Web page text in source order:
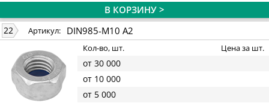
В КОРЗИНУ >
22 Артикул: DIN985-M10 A2
Кол-во, шт. Цена за шт.
от 30 000
от 10 000
от 5 000